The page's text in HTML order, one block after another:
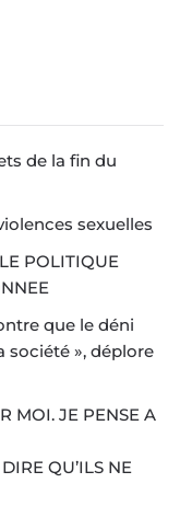
de la fin du
sexuelles
POLITIQUE
que le déni
société », déplore
MOI. JE PENSE A
QU’ILS NE